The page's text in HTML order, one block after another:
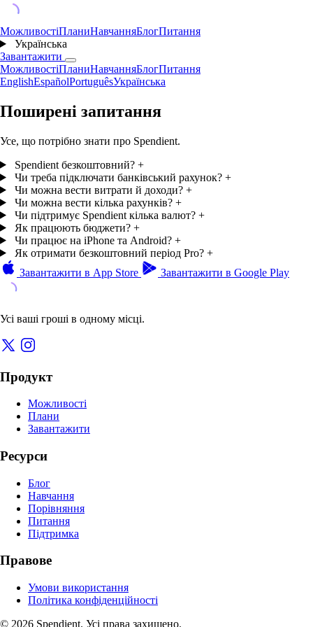
МожливостіПланиНавчанняБлогПитання
Українська
Завантажити
МожливостіПланиНавчанняБлогПитання
EnglishEspañolPortuguêsУкраїнська
Поширені запитання
Усе, що потрібно знати про Spendient.
Spendient безкоштовний? +
Чи треба підключати банківський рахунок? +
Чи можна вести витрати й доходи? +
Чи можна вести кілька рахунків? +
Чи підтримує Spendient кілька валют? +
Як працюють бюджети? +
Чи працює на iPhone та Android? +
Як отримати безкоштовний період Pro? +
Завантажити в App Store Завантажити в Google Play
Усі ваші гроші в одному місці.
Продукт
Можливості
Плани
Завантажити
Ресурси
Блог
Навчання
Порівняння
Питання
Підтримка
Правове
Умови використання
Політика конфіденційності
© 2026 Spendient. Усі права захищено.